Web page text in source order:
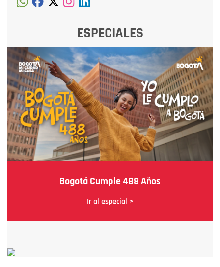
ESPECIALES
Bogotá Cumple 488 Años
Ir al especial >